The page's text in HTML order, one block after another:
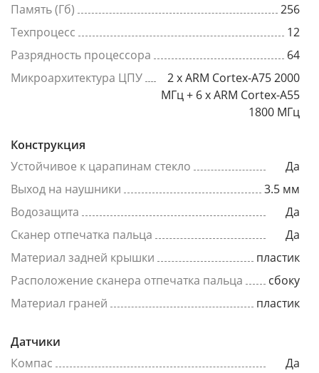
Память (Гб)
256
Техпроцесс
12
Разрядность процессора
64
Микроархитектура ЦПУ
2 x ARM Cortex-A75 2000
МГц + 6 x ARM Cortex-A55
1800 МГц
Конструкция
Устойчивое к царапинам стекло
Да
Выход на наушники
3.5 мм
Водозащита
Да
Сканер отпечатка пальца
Да
Материал задней крышки
пластик
Расположение сканера отпечатка пальца
сбоку
Материал граней
пластик
Датчики
Компас
Да